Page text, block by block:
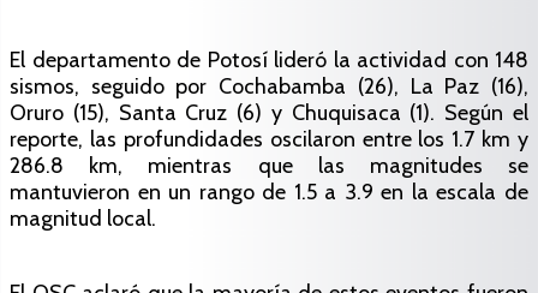
El departamento de Potosí lideró la actividad con 148
sismos, seguido por Cochabamba (26), La Paz (16),
Oruro (15), Santa Cruz (6) y Chuquisaca (1). Según el
reporte, las profundidades oscilaron entre los 1.7 km y
286.8 km, mientras que las magnitudes se
mantuvieron en un rango de 1.5 a 3.9 en la escala de
magnitud local.